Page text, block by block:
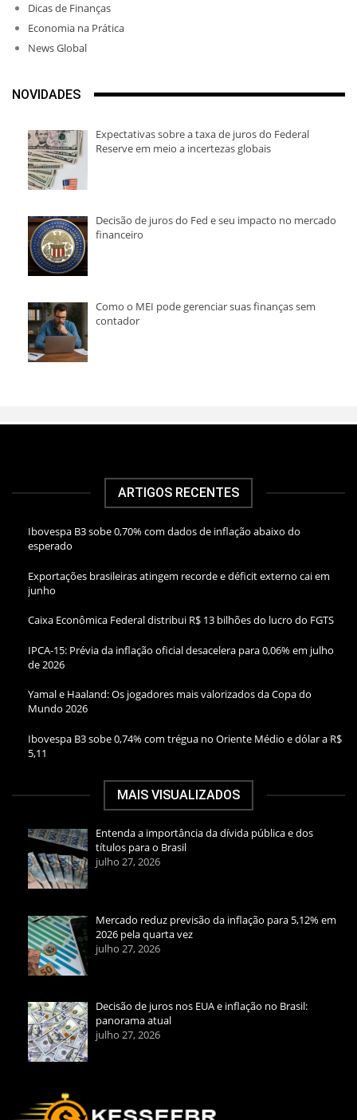
Dicas de Finanças
Economia na Prática
News Global
NOVIDADES
Expectativas sobre a taxa de juros do Federal
Reserve em meio a incertezas globais
Decisão de juros do Fed e seu impacto no mercado
financeiro
Como o MEI pode gerenciar suas finanças sem
contador
ARTIGOS RECENTES
Ibovespa B3 sobe 0,70% com dados de inflação abaixo do
esperado
Exportações brasileiras atingem recorde e déficit externo cai em
junho
Caixa Econômica Federal distribui R$ 13 bilhões do lucro do FGTS
IPCA-15: Prévia da inflação oficial desacelera para 0,06% em julho
de 2026
Yamal e Haaland: Os jogadores mais valorizados da Copa do
Mundo 2026
Ibovespa B3 sobe 0,74% com trégua no Oriente Médio e dólar a R$
5,11
MAIS VISUALIZADOS
Entenda a importância da dívida pública e dos
títulos para o Brasil
julho 27, 2026
Mercado reduz previsão da inflação para 5,12% em
2026 pela quarta vez
julho 27, 2026
Decisão de juros nos EUA e inflação no Brasil:
panorama atual
julho 27, 2026